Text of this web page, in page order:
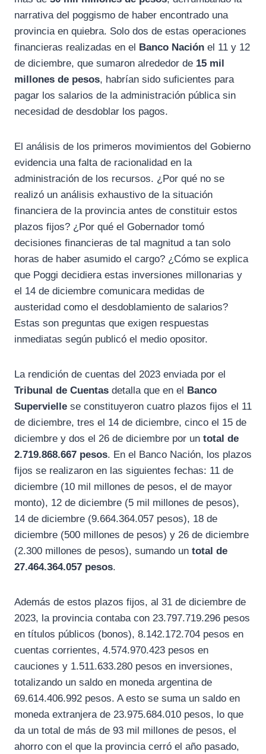
narrativa del poggismo de haber encontrado una
provincia en quiebra. Solo dos de estas operaciones
financieras realizadas en el Banco Nación el 11 y 12
de diciembre, que sumaron alrededor de 15 mil
millones de pesos, habrían sido suficientes para
pagar los salarios de la administración pública sin
necesidad de desdoblar los pagos.
El análisis de los primeros movimientos del Gobierno
evidencia una falta de racionalidad en la
administración de los recursos. ¿Por qué no se
realizó un análisis exhaustivo de la situación
financiera de la provincia antes de constituir estos
plazos fijos? ¿Por qué el Gobernador tomó
decisiones financieras de tal magnitud a tan solo
horas de haber asumido el cargo? ¿Cómo se explica
que Poggi decidiera estas inversiones millonarias y
el 14 de diciembre comunicara medidas de
austeridad como el desdoblamiento de salarios?
Estas son preguntas que exigen respuestas
inmediatas según publicó el medio opositor.
La rendición de cuentas del 2023 enviada por el
Tribunal de Cuentas detalla que en el Banco
Supervielle se constituyeron cuatro plazos fijos el 11
de diciembre, tres el 14 de diciembre, cinco el 15 de
diciembre y dos el 26 de diciembre por un total de
2.719.868.667 pesos. En el Banco Nación, los plazos
fijos se realizaron en las siguientes fechas: 11 de
diciembre (10 mil millones de pesos, el de mayor
monto), 12 de diciembre (5 mil millones de pesos),
14 de diciembre (9.664.364.057 pesos), 18 de
diciembre (500 millones de pesos) y 26 de diciembre
(2.300 millones de pesos), sumando un total de
27.464.364.057 pesos.
Además de estos plazos fijos, al 31 de diciembre de
2023, la provincia contaba con 23.797.719.296 pesos
en títulos públicos (bonos), 8.142.172.704 pesos en
cuentas corrientes, 4.574.970.423 pesos en
cauciones y 1.511.633.280 pesos en inversiones,
totalizando un saldo en moneda argentina de
69.614.406.992 pesos. A esto se suma un saldo en
moneda extranjera de 23.975.684.010 pesos, lo que
da un total de más de 93 mil millones de pesos, el
ahorro con el que la provincia cerró el año pasado,